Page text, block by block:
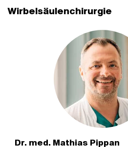
Wirbelsäulenchirurgie
Dr. med. Mathias Pippan